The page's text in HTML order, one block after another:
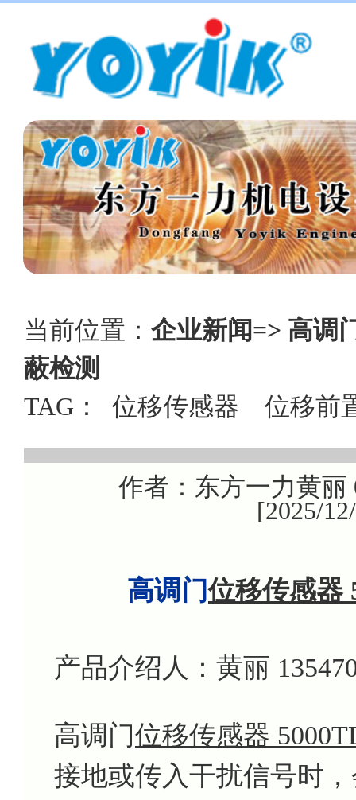
当前位置： 企业新闻=> 高调
蔽检测
TAG： 位移传感器 位移前
作者：东方一力黄丽
[2025/
高调门位移传感器
产品介绍人：黄丽
高调门位移传感器
接地或传入干扰信号时